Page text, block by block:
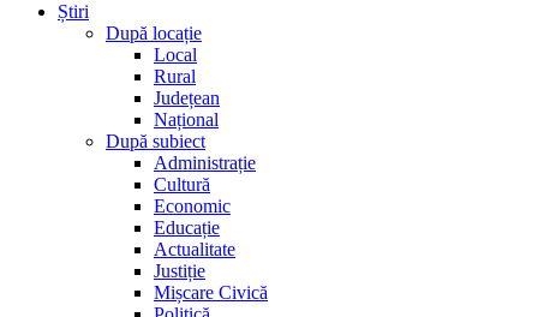
Știri
După locație
Local
Rural
Județean
Național
După subiect
Administrație
Cultură
Economic
Educație
Actualitate
Justiție
Mișcare Civică